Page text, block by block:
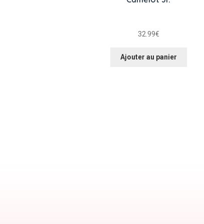
32.99€
Ajouter au panier